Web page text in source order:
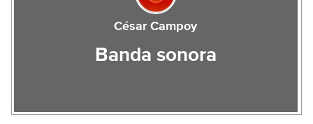
César Campoy
Banda sonora